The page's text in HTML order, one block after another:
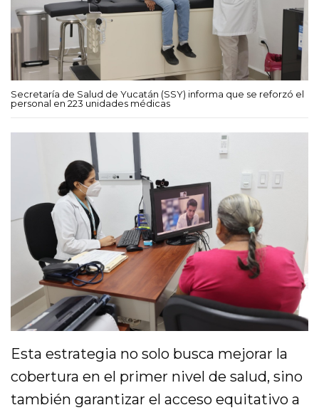
Secretaría de Salud de Yucatán (SSY) informa que se reforzó el
personal en 223 unidades médicas
Esta estrategia no solo busca mejorar la
cobertura en el primer nivel de salud, sino
también garantizar el acceso equitativo a